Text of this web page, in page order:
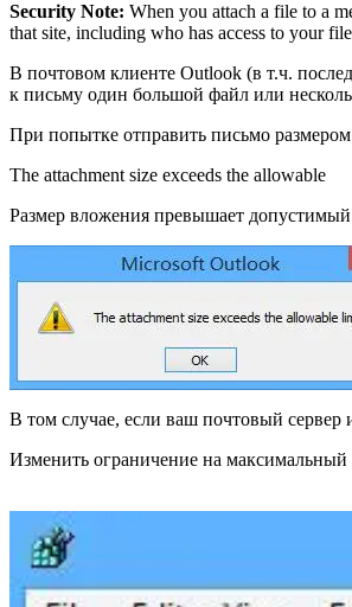
Security Note: When you attach a file to a
that site, including who has access to your
В почтовом клиенте Outlook (в т.ч.
к письму один большой файл или
При попытке отправить письмо
The attachment size exceeds the allowable
Размер вложения превышает допустимый
В том случае, если ваш почтовый
Изменить ограничение на максимальный